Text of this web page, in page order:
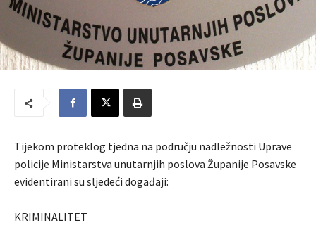
Tijekom proteklog tjedna na području nadležnosti Uprave
policije Ministarstva unutarnjih poslova Županije Posavske
evidentirani su sljedeći događaji:
KRIMINALITET